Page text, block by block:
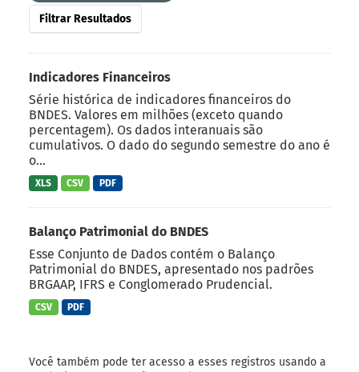
Filtrar Resultados
Indicadores Financeiros
Série histórica de indicadores financeiros do
BNDES. Valores em milhões (exceto quando
percentagem). Os dados interanuais são
cumulativos. O dado do segundo semestre do ano é
o...
XLS CSV PDF
Balanço Patrimonial do BNDES
Esse Conjunto de Dados contém o Balanço
Patrimonial do BNDES, apresentado nos padrões
BRGAAP, IFRS e Conglomerado Prudencial.
CSV PDF
Você também pode ter acesso a esses registros usando a